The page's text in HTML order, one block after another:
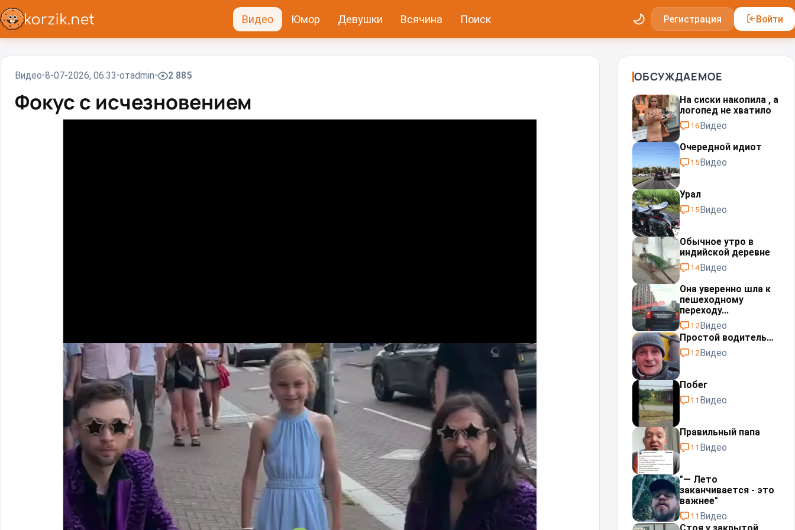
Видео Юмор Девушки Всячина Поиск Регистрация Войти
Видео 8-07-2026, 06:33 отadmin 2 885
Фокус с исчезновением
ОБСУЖДАЕМОЕ
На сиски накопила , а
логопед не хватило
16Видео
Очередной идиот
15Видео
Урал⁠⁠
15Видео
Обычное утро в
индийской деревне
14Видео
Она уверенно шла к
пешеходному
переходу...
12Видео
Простой водитель…
12Видео
Побег
11 Видео
Правильный папа
11 Видео
"— Лето
заканчивается - это
важнее"
11 Видео